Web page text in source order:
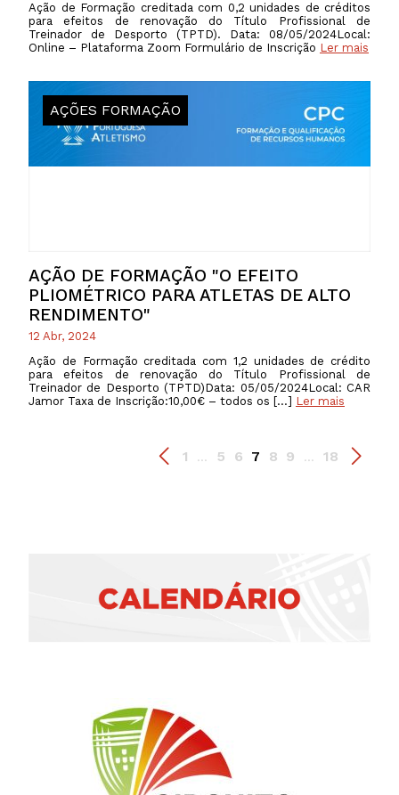
Ação de Formação creditada com 0,2 unidades de créditos
para efeitos de renovação do Título Profissional de
Treinador de Desporto (TPTD). Data: 08/05/2024Local:
Online – Plataforma Zoom Formulário de Inscrição Ler mais
AÇÃO DE FORMAÇÃO "O EFEITO
PLIOMÉTRICO PARA ATLETAS DE ALTO
RENDIMENTO"
AÇÕES FORMAÇÃO
12 Abr, 2024
Ação de Formação creditada com 1,2 unidades de crédito
para efeitos de renovação do Título Profissional de
Treinador de Desporto (TPTD)Data: 05/05/2024Local: CAR
Jamor Taxa de Inscrição:10,00€ – todos os […] Ler mais
1 ... 5 6 7 8 9 ... 18